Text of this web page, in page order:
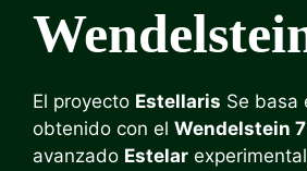
El proyecto Estellaris Se basa
obtenido con el Wendelstein
avanzado Estelar